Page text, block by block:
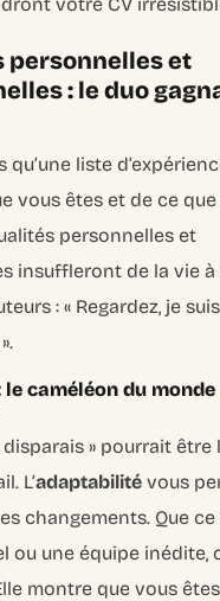
personnelles et
: le duo
qu’une liste
vous êtes et de ce
personnelles et
insuffleront de la vie à
: « Regardez, je
le caméléon du monde
» pourrait être
L’adaptabilité vous
changements. Que
ou une équipe inédite,
montre que vous